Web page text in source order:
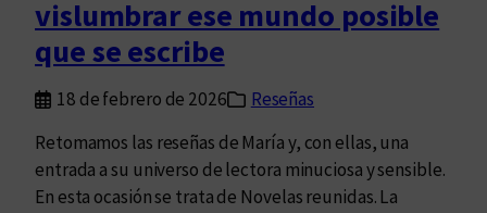
a
d
e
F
g
a
r
vislumbrar ese mundo posible
que se escribe
18 de febrero de 2026
Reseñas
Retomamos las reseñas de María y, con ellas, una
entrada a su universo de lectora minuciosa y sensible.
En esta ocasión se trata de Novelas reunidas. La